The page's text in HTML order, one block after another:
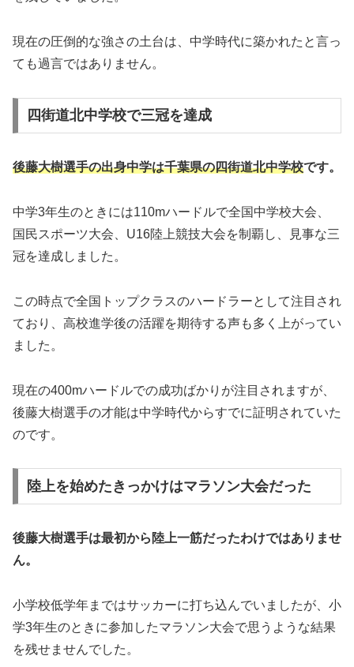
現在の圧倒的な強さの土台は、中学時代に築かれたと言っ
ても過言ではありません。
四街道北中学校で三冠を達成
後藤大樹選手の出身中学は千葉県の四街道北中学校です。
中学3年生のときには110mハードルで全国中学校大会、
国民スポーツ大会、U16陸上競技大会を制覇し、見事な三
冠を達成しました。
この時点で全国トップクラスのハードラーとして注目され
ており、高校進学後の活躍を期待する声も多く上がってい
ました。
現在の400mハードルでの成功ばかりが注目されますが、
後藤大樹選手の才能は中学時代からすでに証明されていた
のです。
陸上を始めたきっかけはマラソン大会だった
後藤大樹選手は最初から陸上一筋だったわけではありませ
ん。
小学校低学年まではサッカーに打ち込んでいましたが、小
学3年生のときに参加したマラソン大会で思うような結果
を残せませんでした。